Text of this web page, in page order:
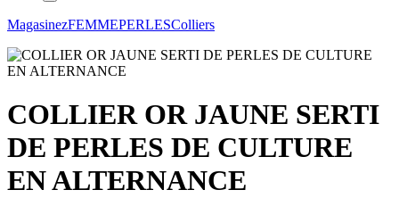
MagasinezFEMMEPERLESColliers
COLLIER OR JAUNE SERTI
DE PERLES DE CULTURE
EN ALTERNANCE